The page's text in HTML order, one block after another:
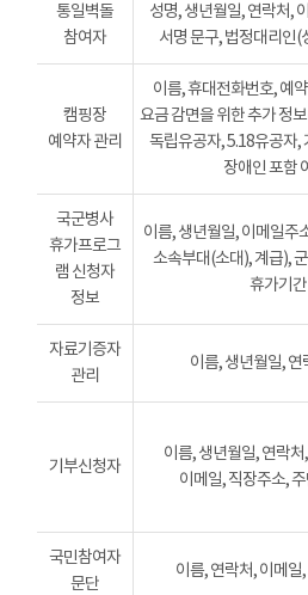
통일벽돌
참여자
성명, 생년월일, 연락처,
서명 문구, 법정대리인(
캠핑장
예약자 관리
이름, 휴대전화번호, 예
요금 감면을 위한 추가 정
독립유공자, 5.18유공자,
장애인 포함
국군병사
휴가프로그
램 신청자
정보
이름, 생년월일, 이메일주
소속부대(소대), 계급),
휴가기간
자료기증자
관리
이름, 생년월일, 연
기부신청자
이름, 생년월일, 연락
이메일, 직장주소,
국민참여자
문단
이름, 연락처, 이메일